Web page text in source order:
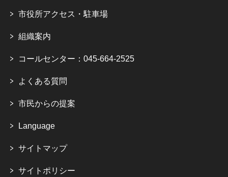
市役所アクセス・駐車場
組織案内
コールセンター：045-664-2525
よくある質問
市民からの提案
Language
サイトマップ
サイトポリシー